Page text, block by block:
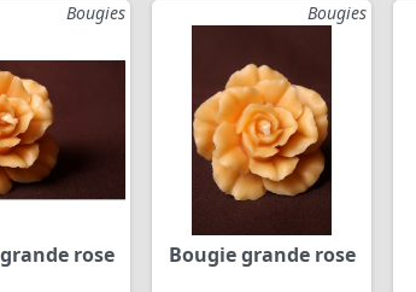
Bougies
rose
Bougies
Bougie grande rose